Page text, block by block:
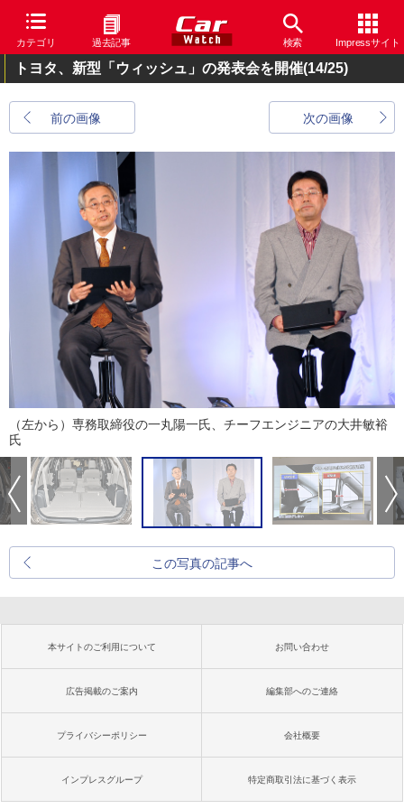
カテゴリ 過去記事 検索 Impressサイト
トヨタ、新型「ウィッシュ」の発表会を開催(14/25)
前の画像 次の画像
（左から）専務取締役の一丸陽一氏、チーフエンジニアの大井敏裕
氏
この写真の記事へ
本サイトのご利用について お問い合わせ
広告掲載のご案内 編集部へのご連絡
プライバシーポリシー 会社概要
インプレスグループ 特定商取引法に基づく表示